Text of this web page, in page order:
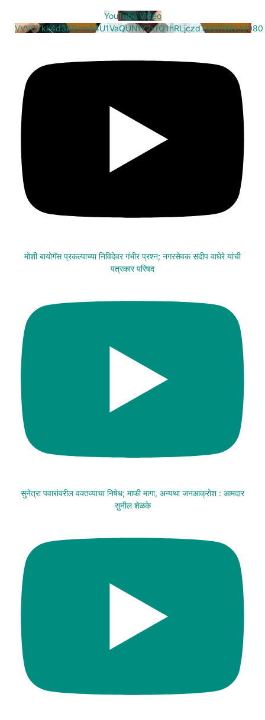
YouTube Video
VVV0Ykk4d3A0cm94U1VaQUNfY2xrQ1hRLjczdTMzRWNJd080
मोशी बायोगॅस प्रकल्पाच्या निविदेवर गंभीर प्रश्न; नगरसेवक संदीप वाघेरे यांची
पत्रकार परिषद
सुनेत्रा पवारांवरील वक्तव्याचा निषेध; माफी मागा, अन्यथा जनआक्रोश : आमदार
सुनील शेळके